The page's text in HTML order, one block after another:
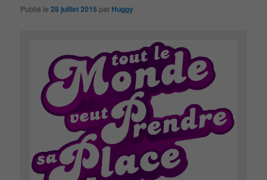
Publié le28 juillet 2015 par Huggy